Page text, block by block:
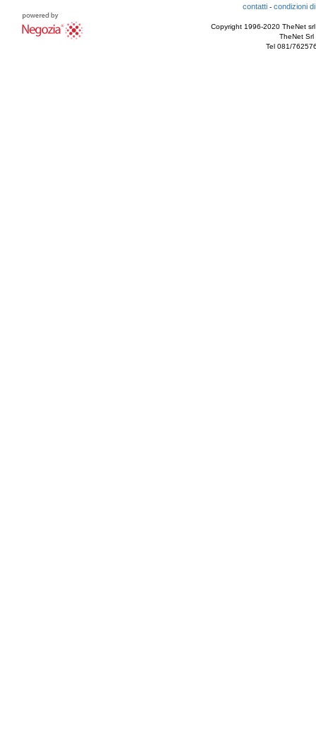
contatti- condizioni
Copyright 1996-2020 TheNet
TheNet Srl
Tel 081/